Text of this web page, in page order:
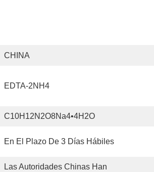
CHINA
EDTA-2NH4
C10H12N2O8Na4•4H2O
En El Plazo De 3 Días Hábiles
Las Autoridades Chinas Han